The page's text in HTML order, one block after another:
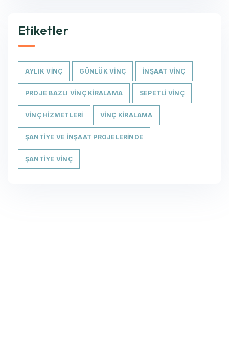
Etiketler
AYLIK VINÇ GÜNLÜK VINÇ INŞAAT VINÇ
PROJE BAZLI VINÇ KIRALAMA SEPETLI VINÇ
VINÇ HIZMETLERI VINÇ KIRALAMA
ŞANTIYE VE İNŞAAT PROJELERINDE
ŞANTIYE VINÇ